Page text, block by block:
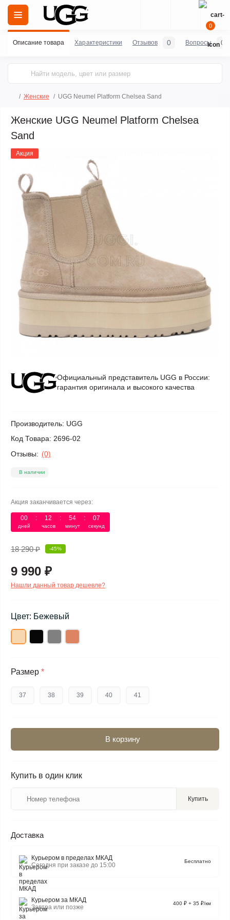
0
Женские UGG Neumel Platform Chelsea Sand
Женские UGG Neumel Platform Chelsea
Sand
Акция
Официальный представитель UGG в России:
гарантия оригинала и высокого качества
Производитель: UGG
Код Товара: 2696-02
Отзывы: (0)
В наличии
Акция заканчивается через:
00
дней
: 12
часов
: 54
минут
: 07
секунд
18 290 ₽ -45%
9 990 ₽
Нашли данный товар дешевле?
Цвет: Бежевый
Размер *
37 38 39 40 41
В корзину
Купить в один клик
Купить
Доставка
Курьером в пределах МКАД
Сегодня при заказе до 15:00
Бесплатно
Курьером за МКАД
Завтра или позже
400 ₽ + 35 ₽/км
Описание товара Характеристики Отзывов 0 Вопросы 0